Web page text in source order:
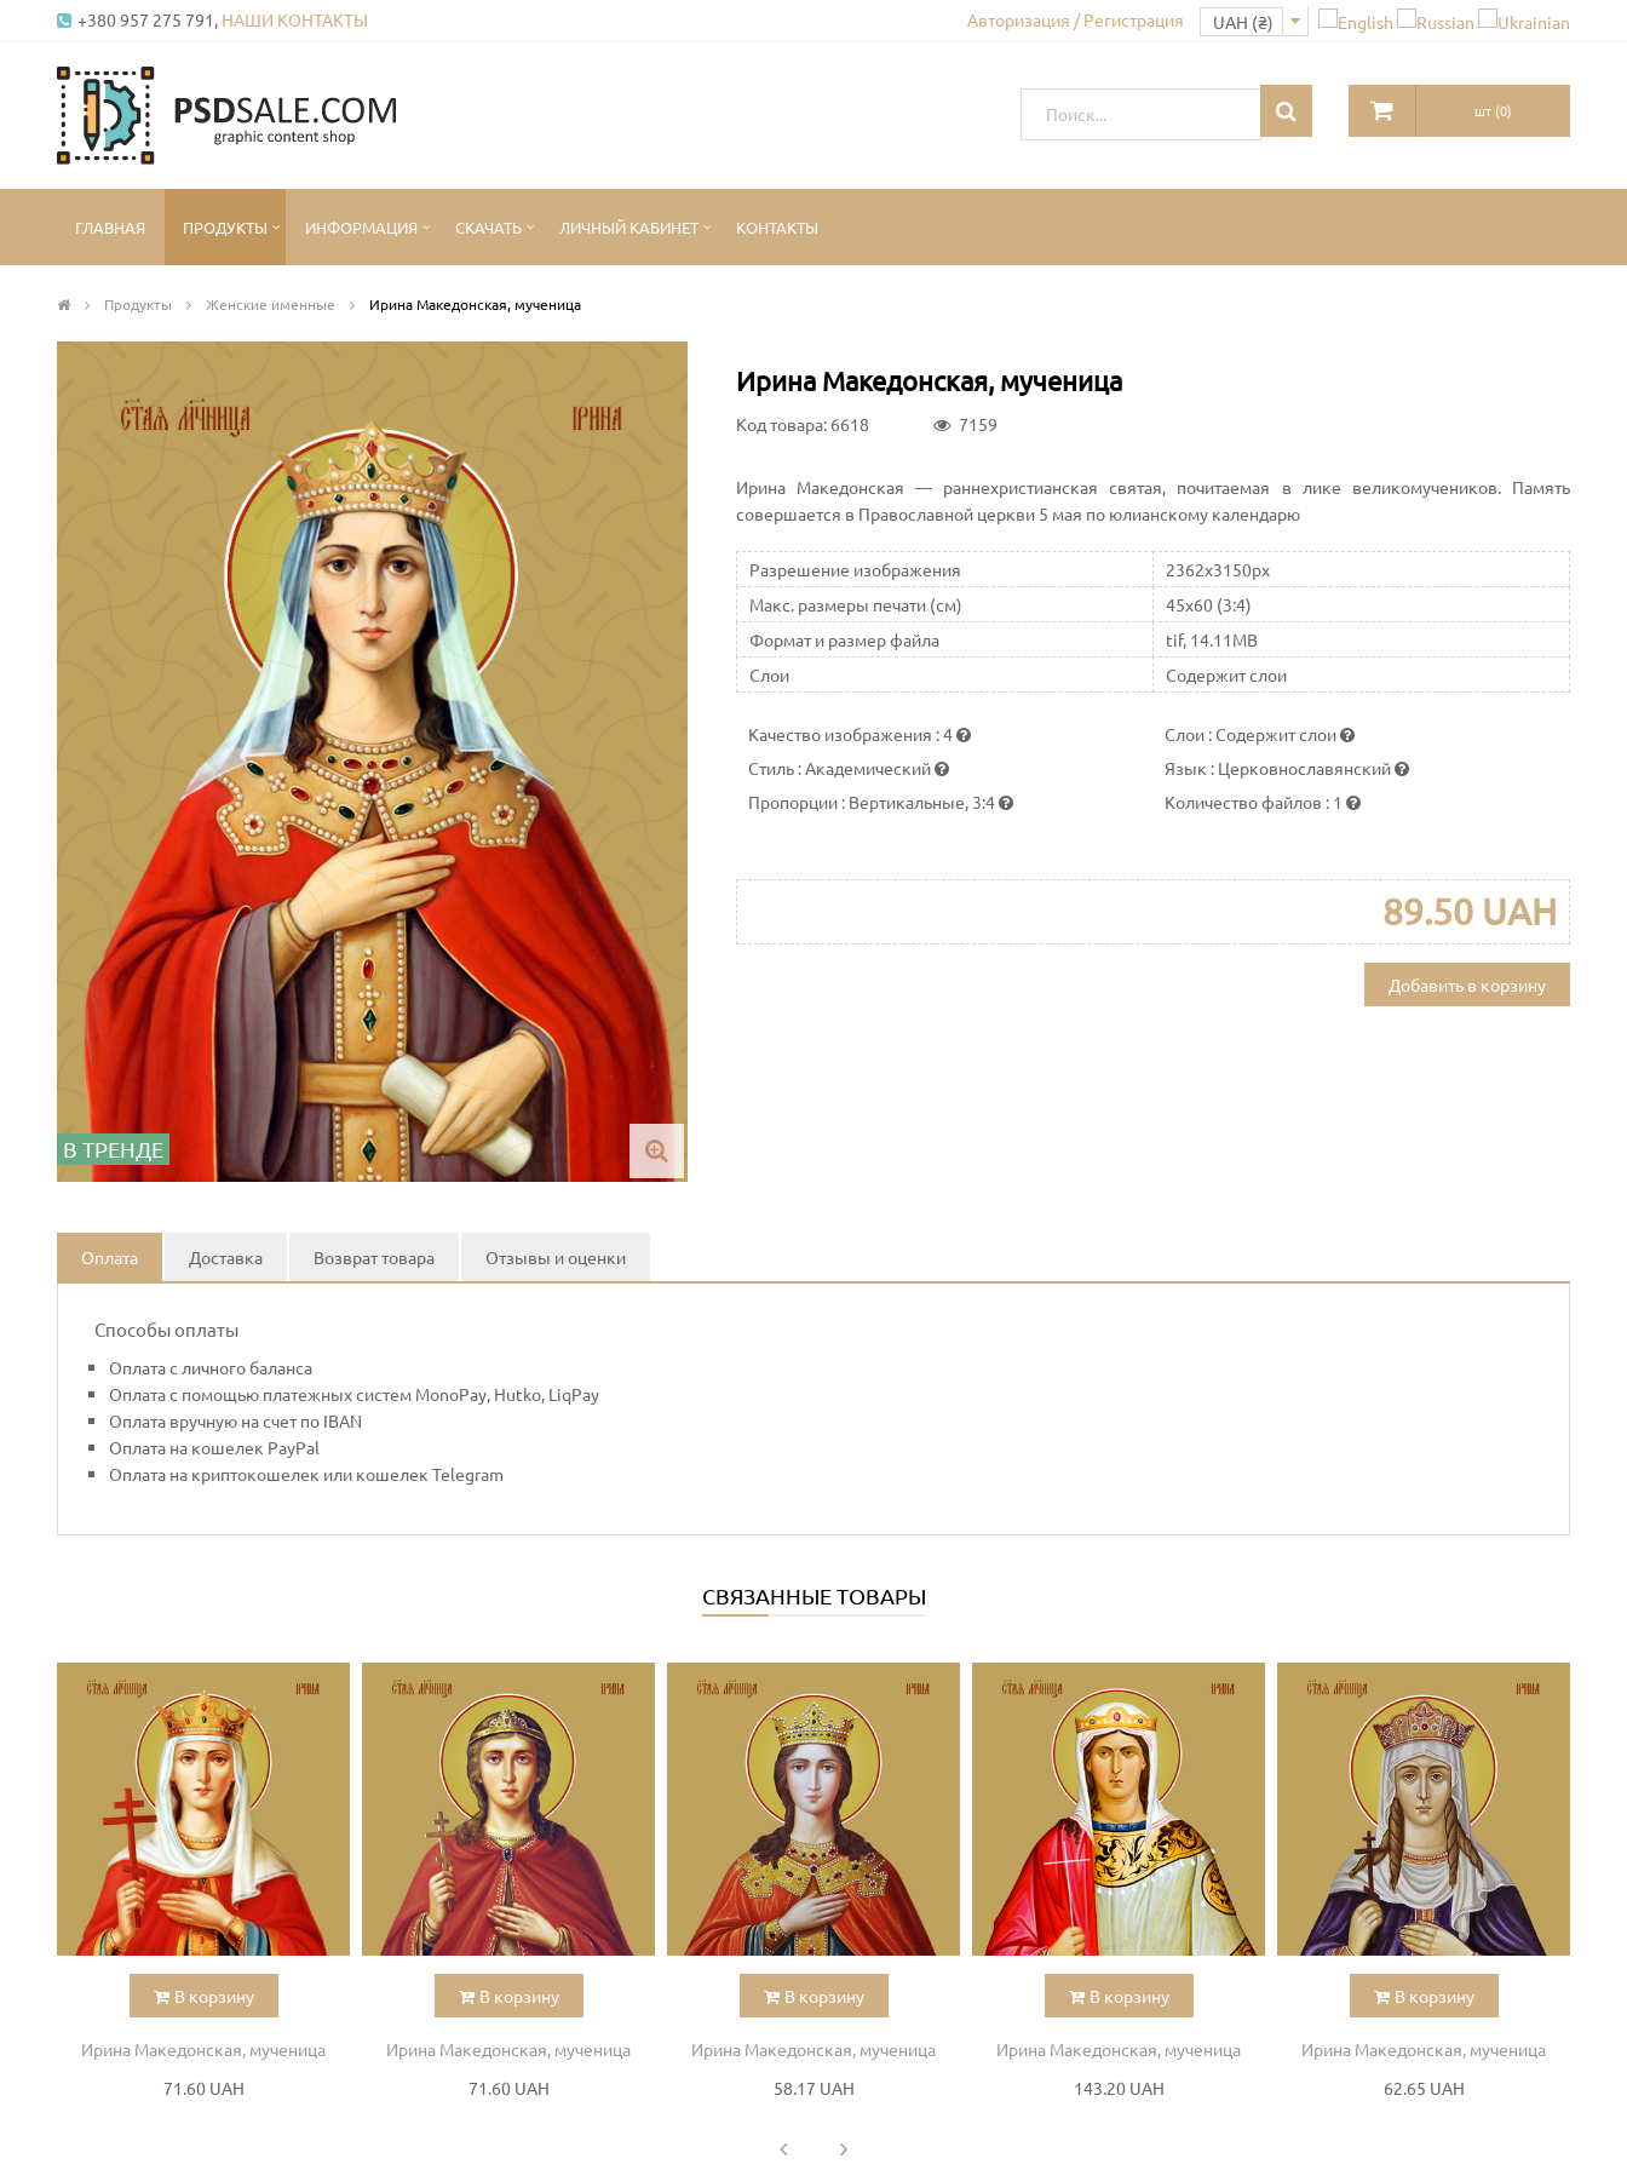
+380 957 275 791, НАШИ КОНТАКТЫ Авторизация / Регистрация
шт(0)
ГЛАВНАЯ ПРОДУКТЫ ИНФОРМАЦИЯ СКАЧАТЬ ЛИЧНЫЙ КАБИНЕТ КОНТАКТЫ
Продукты Женские именные Ирина Македонская, мученица
В ТРЕНДЕ
Ирина Македонская, мученица
Код товара: 6618 7159
Ирина Македонская — раннехристианская святая, почитаемая в лике великомучеников. Память
совершается в Православной церкви 5 мая по юлианскому календарю
Разрешение изображения
2362x3150px
Макс. размеры печати (см)
45x60 (3:4)
Формат и размер файла
tif, 14.11MB
Слои
Содержит слои
Качество изображения :4 Слои :Содержит слои
Стиль : Академический Язык : Церковнославянский
Пропорции : Вертикальные, 3:4 Количество файлов : 1
89.50 UAH
Добавить в корзину
Оплата Доставка Возврат товара Отзывы и оценки
Способы оплаты
Оплата с личного баланса
Оплата с помощью платежных систем MonoPay, Hutko, LiqPay
Оплата вручную на счет по IBAN
Оплата на кошелек PayPal
Оплата на криптокошелек или кошелек Telegram
СВЯЗАННЫЕ ТОВАРЫ
В корзину
Ирина Македонская, мученица
71.60 UAH
В корзину
Ирина Македонская, мученица
71.60 UAH
В корзину
Ирина Македонская, мученица
58.17 UAH
В корзину
Ирина Македонская, мученица
143.20 UAH
В корзину
Ирина Македонская, мученица
62.65 UAH